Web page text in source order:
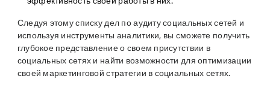
Следуя этому списку дел по аудиту социальных сетей и
используя инструменты аналитики, вы сможете получить
глубокое представление о своем присутствии в
социальных сетях и найти возможности для оптимизации
своей маркетинговой стратегии в социальных сетях.